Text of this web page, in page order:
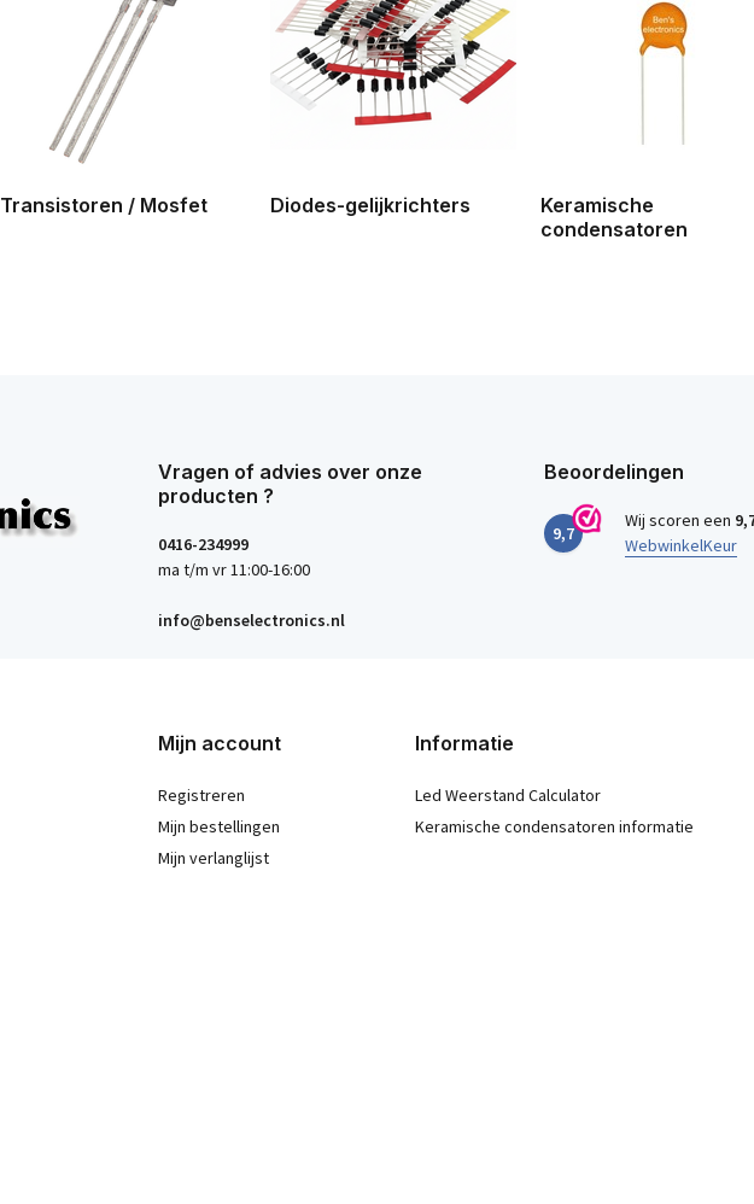
Transistoren / Mosfet Diodes-gelijkrichters
Keramische
condensatoren
Vragen of advies over onze
producten ?
0416-234999
ma t/m vr 11:00-16:00
info@benselectronics.nl
Beoordelingen
9,7
Wij scoren een
WebwinkelKeur
Mijn account
Registreren
Mijn bestellingen
Mijn verlanglijst
Informatie
Led Weerstand Calculator
Keramische condensatoren informatie